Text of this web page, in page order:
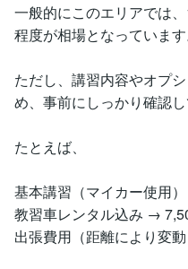
一般的にこのエリアでは
程度が相場となっています
ただし、講習内容やオプ
め、事前にしっかり確認
たとえば、
基本講習（マイカー使用
教習車レンタル込み →
出張費用（距離により変